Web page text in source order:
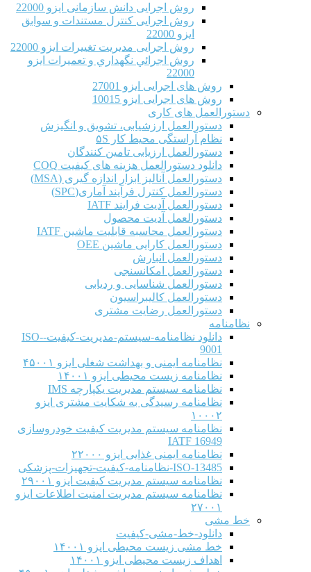
روش اجرایی دانش سازمانی ایزو 22000
روش اجرایی کنترل مستندات و سوابق
ایزو 22000
روش اجرایی مدیریت تغییرات ایزو 22000
روش اجرائي نگهداري و تعميرات ایزو
22000
روش های اجرایی ایزو 27001
روش های اجرایی ایزو 10015
دستورالعمل های کاری
دستورالعمل ارزشیابی، تشویق و انگیزش
نظام آراستگی محیط کار ۵S
دستورالعمل ارزیابی تامین کنندگان
دانلود دستورالعمل هزینه های کیفیت COQ
دستورالعمل آنالیز ابزار اندازه گیری (MSA)
دستورالعمل کنترل فرآیند آماری(SPC)
دستورالعمل آدیت فرایند IATF
دستورالعمل آدیت محصول
دستورالعمل محاسبه قابلیت ماشین IATF
دستورالعمل کارایی ماشین OEE
دستورالعمل انبارش
دستورالعمل امکانسنجی
دستورالعمل شناسایی و ردیابی
دستورالعمل کالیبراسیون
دستورالعمل رضایت مشتری
نظامنامه
دانلود نظامنامه-سیستم-مدیریت-کیفیت-ISO-
9001
نظامنامه ایمنی و بهداشت شغلی ایزو ۴۵۰۰۱
نظامنامه زیست محیطی ایزو ۱۴۰۰۱
نظامنامه سیستم مدیریت یکپارچه IMS
نظامنامه رسیدگی به شکایت مشتری ایزو
۱۰۰۰۲
نظامنامه سیستم مدیریت کیفیت خودروسازی
IATF 16949
نظامنامه ایمنی غذایی ایزو ۲۲۰۰۰
ISO-13485-نظامنامه-کیفیت-تجهیزات-پزشکی
نظامنامه سیستم مدیریت کیفیت ایزو ۲۹۰۰۱
نظامنامه سیستم مدیریت امنیت اطلاعات ایزو
۲۷۰۰۱
خط مشی
دانلود-خط-مشی-کیفیت
خط مشی زیست محیطی ایزو ۱۴۰۰۱
اهداف زیست محیطی ایزو ۱۴۰۰۱